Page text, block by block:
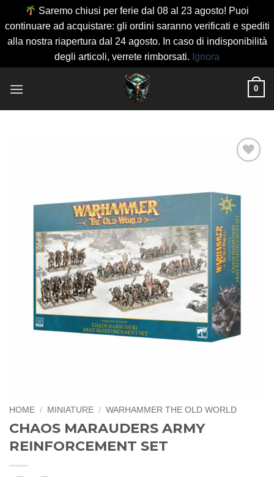
Saremo chiusi per ferie dal 08 al 23 agosto! Puoi
continuare ad acquistare: gli ordini saranno verificati e spediti
alla nostra riapertura dal 24 agosto. In caso di indisponibilità
degli articoli, verrete rimborsati. Ignora
0
dei
desideri
HOME / MINIATURE / WARHAMMER THE OLD WORLD
CHAOS MARAUDERS ARMY
REINFORCEMENT SET